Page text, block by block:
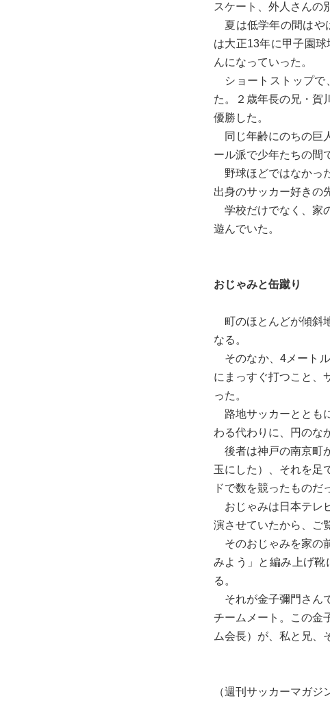
スケート、外人さんの
夏は低学年の間はや
は大正13年に甲子園
んになっていった。
ショートストップで
た。２歳年長の兄・賀
優勝した。
同じ年齢にのちの巨
ール派で少年たちの間
野球ほどではなかっ
出身のサッカー好きの
学校だけでなく、家
遊んでいた。
おじゃみと缶蹴り
町のほとんどが傾斜
なる。
そのなか、4メート
にまっすぐ打つこと、
った。
路地サッカーととも
わる代わりに、円のな
後者は神戸の南京町
玉にした）、それを足
ドで数を競ったものだ
おじゃみは日本テレ
演させていたから、ご
そのおじゃみを家の
みよう」と編み上げ靴
る。
それが金子彌門さん
チームメート。この金
ム会長）が、私と兄、
（週刊サッカーマガジ